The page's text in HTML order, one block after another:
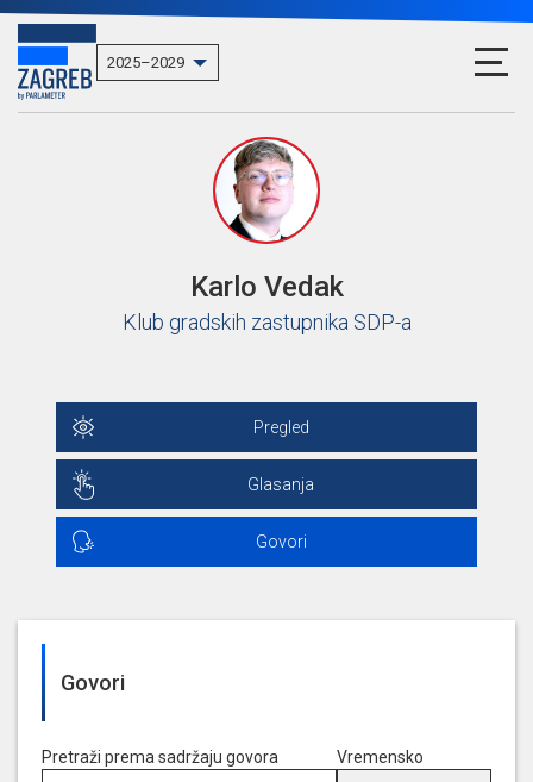
Karlo Vedak
Klub gradskih zastupnika SDP-a
Pregled
Glasanja
Govori
Govori
Pretraži prema sadržaju govora
Vremensko